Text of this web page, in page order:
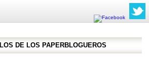
DE LOS PAPERBLOGUEROS